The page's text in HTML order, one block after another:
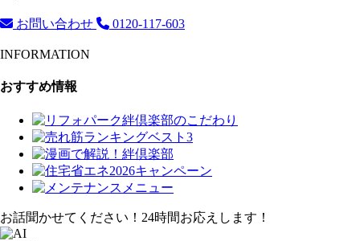
お問い合わせ 0120-117-603
INFORMATION
おすすめ情報
お話聞かせてください！24時間お応えします！